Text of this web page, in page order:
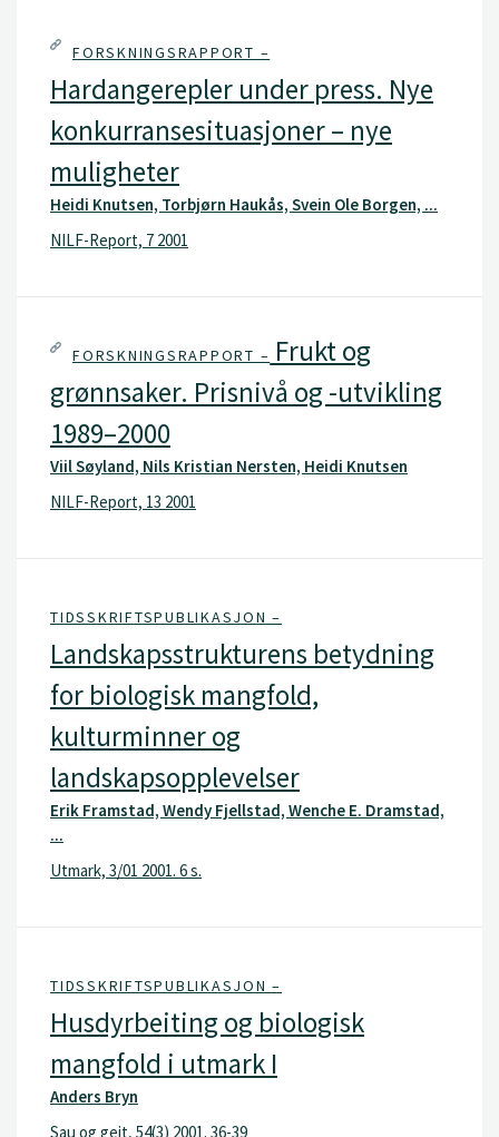
FORSKNINGSRAPPORT –
Hardangerepler under press. Nye
konkurransesituasjoner – nye
muligheter
Heidi Knutsen, Torbjørn Haukås, Svein Ole Borgen, ...
NILF-Report, 7 2001
FORSKNINGSRAPPORT – Frukt og
grønnsaker. Prisnivå og -utvikling
1989–2000
Viil Søyland, Nils Kristian Nersten, Heidi Knutsen
NILF-Report, 13 2001
TIDSSKRIFTSPUBLIKASJON –
Landskapsstrukturens betydning
for biologisk mangfold,
kulturminner og
landskapsopplevelser
Erik Framstad, Wendy Fjellstad, Wenche E. Dramstad,
...
Utmark, 3/01 2001. 6 s.
TIDSSKRIFTSPUBLIKASJON –
Husdyrbeiting og biologisk
mangfold i utmark I
Anders Bryn
Sau og geit, 54(3) 2001. 36-39